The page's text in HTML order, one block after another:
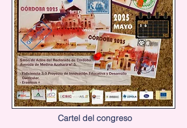
Cartel del congreso